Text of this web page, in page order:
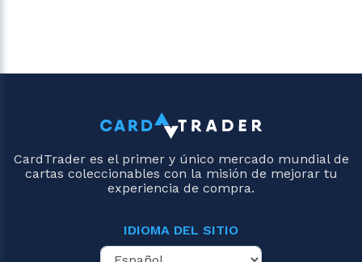
CardTrader es el primer y único mercado mundial de
cartas coleccionables con la misión de mejorar tu
experiencia de compra.
IDIOMA DEL SITIO